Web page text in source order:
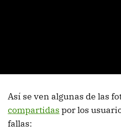
Así se ven algunas de las
compartidas por los
fallas: